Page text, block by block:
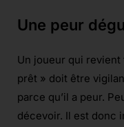
Une peur
Un joueur qui revient
prêt » doit être
parce qu’il a peur.
décevoir. Il est donc